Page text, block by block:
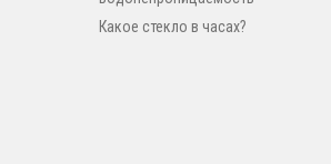
Какое стекло в часах?